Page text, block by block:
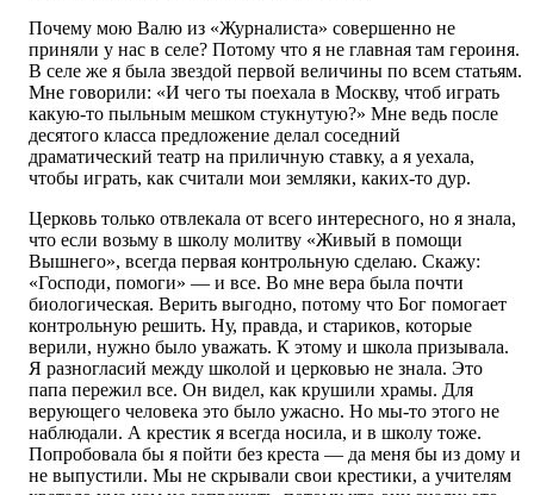
Почему мою Валю из «Журналиста» совершенно не
приняли у нас в селе? Потому что я не главная там героиня.
В селе же я была звездой первой величины по всем статьям.
Мне говорили: «И чего ты поехала в Москву, чтоб играть
какую-то пыльным мешком стукнутую?» Мне ведь после
десятого класса предложение делал соседний
драматический театр на приличную ставку, а я уехала,
чтобы играть, как считали мои земляки, каких-то дур.
Церковь только отвлекала от всего интересного, но я знала,
что если возьму в школу молитву «Живый в помощи
Вышнего», всегда первая контрольную сделаю. Скажу:
«Господи, помоги» — и все. Во мне вера была почти
биологическая. Верить выгодно, потому что Бог помогает
контрольную решить. Ну, правда, и стариков, которые
верили, нужно было уважать. К этому и школа призывала.
Я разногласий между школой и церковью не знала. Это
папа пережил все. Он видел, как крушили храмы. Для
верующего человека это было ужасно. Но мы-то этого не
наблюдали. А крестик я всегда носила, и в школу тоже.
Попробовала бы я пойти без креста — да меня бы из дому и
не выпустили. Мы не скрывали свои крестики, а учителям